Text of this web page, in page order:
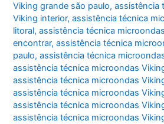
Viking grande são paulo,assistência
Viking interior,assistência técnica
litoral,assistência técnica
encontrar,assistência técnica
paulo,assistência técnica
assistência técnica microondas
assistência técnica microondas
assistência técnica microondas
assistência técnica microondas
assistência técnica microondas